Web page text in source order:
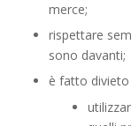
merce;
rispettare
sono davanti;
è fatto divieto